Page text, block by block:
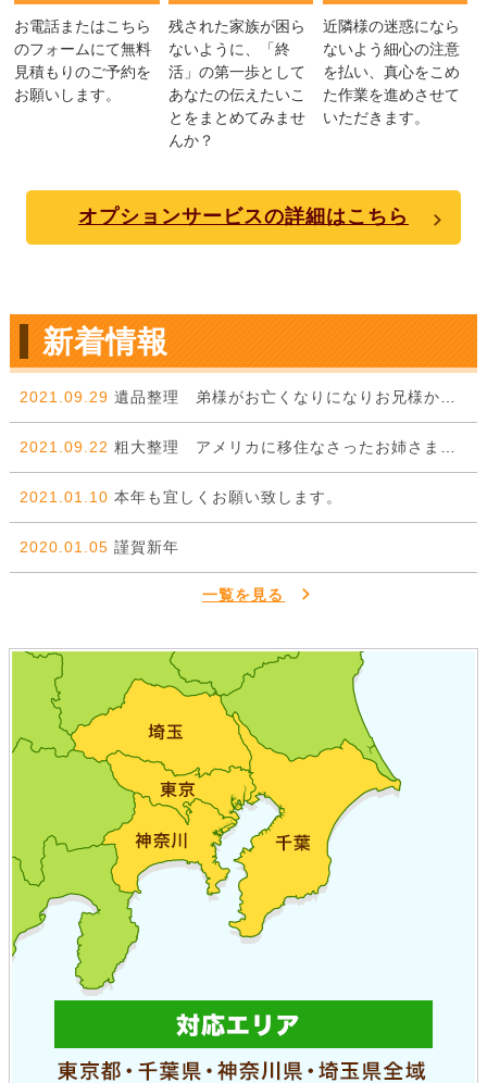
お電話またはこちら
のフォームにて無料
見積もりのご予約を
お願いします。
残された家族が困ら
ないように、「終
活」の第一歩として
あなたの伝えたいこ
とをまとめてみませ
んか？
近隣様の迷惑になら
ないよう細心の注意
を払い、真心をこめ
た作業を進めさせて
いただきます。
オプションサービスの詳細はこちら
新着情報
2021.09.29 遺品整理 弟様がお亡くなりになりお兄様からのご依頼。
2021.09.22 粗大整理 アメリカに移住なさったお姉さまから弟様に委ねた一件。
2021.01.10 本年も宜しくお願い致します。
2020.01.05 謹賀新年
一覧を見る